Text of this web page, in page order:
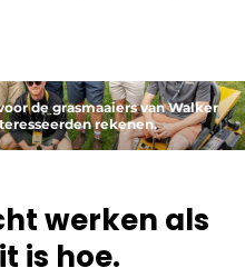
de grasmaaiers van Walker
rekenen.
werken als
is hoe.